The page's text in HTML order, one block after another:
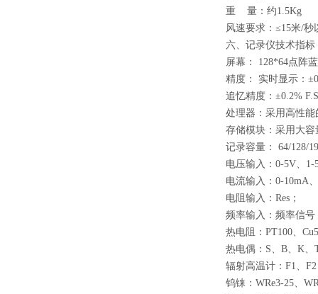
重 量：约1.5Kg
风速要求：≤15米/秒
六、记录仪技术指标
屏幕： 128*64点阵
精度： 实时显示：
追忆精度：±0.2%
处理器：采用高性能
存储模块：采用大
记录容量： 64/128/
电压输入：0-5V、1-
电流输入：0-10mA
电阻输入：Res；
频率输入：频率信号
热电阻：PT100、
热电偶：S、B、K、
辐射高温计：F1、
钨铼：WRe3-25、